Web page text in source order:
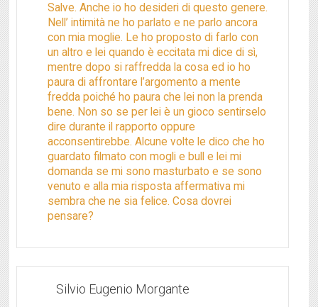
Salve. Anche io ho desideri di questo genere.
Nell’ intimità ne ho parlato e ne parlo ancora
con mia moglie. Le ho proposto di farlo con
un altro e lei quando è eccitata mi dice di sì,
mentre dopo si raffredda la cosa ed io ho
paura di affrontare l’argomento a mente
fredda poiché ho paura che lei non la prenda
bene. Non so se per lei è un gioco sentirselo
dire durante il rapporto oppure
acconsentirebbe. Alcune volte le dico che ho
guardato filmato con mogli e bull e lei mi
domanda se mi sono masturbato e se sono
venuto e alla mia risposta affermativa mi
sembra che ne sia felice. Cosa dovrei
pensare?
Silvio Eugenio Morgante